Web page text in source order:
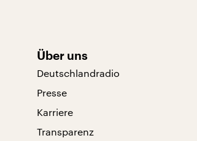
Über uns
Deutschlandradio
Presse
Karriere
Transparenz